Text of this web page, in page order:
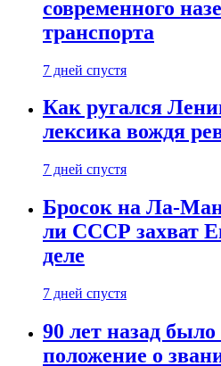
современного
транспорта
7 дней спустя
Как ругался
лексика вождя
7 дней спустя
Бросок на Ла-
ли СССР захват
деле
7 дней спустя
90 лет назад
положение о